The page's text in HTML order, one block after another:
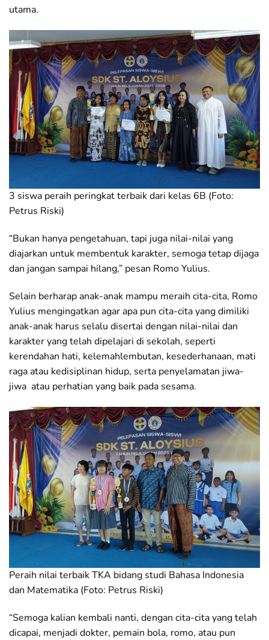
utama.
3 siswa peraih peringkat terbaik dari kelas 6B (Foto:
Petrus Riski)
“Bukan hanya pengetahuan, tapi juga nilai-nilai yang
diajarkan untuk membentuk karakter, semoga tetap dijaga
dan jangan sampai hilang,” pesan Romo Yulius.
Selain berharap anak-anak mampu meraih cita-cita, Romo
Yulius mengingatkan agar apa pun cita-cita yang dimiliki
anak-anak harus selalu disertai dengan nilai-nilai dan
karakter yang telah dipelajari di sekolah, seperti
kerendahan hati, kelemahlembutan, kesederhanaan, mati
raga atau kedisiplinan hidup, serta penyelamatan jiwa-
jiwa atau perhatian yang baik pada sesama.
Peraih nilai terbaik TKA bidang studi Bahasa Indonesia
dan Matematika (Foto: Petrus Riski)
“Semoga kalian kembali nanti, dengan cita-cita yang telah
dicapai, menjadi dokter, pemain bola, romo, atau pun